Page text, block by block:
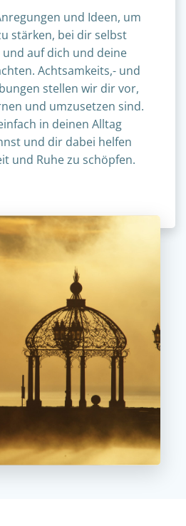
und Ideen, um
stärken, bei dir selbst
auf dich und deine
Achtsamkeits,- und
stellen wir dir vor,
und umzusetzen sind.
in deinen Alltag
und dir dabei helfen
und Ruhe zu schöpfen.